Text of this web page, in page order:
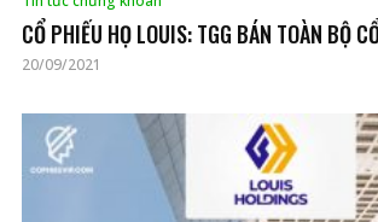
CỔ PHIẾU HỌ LOUIS: TGG BÁN TOÀN BỘ
20/09/2021